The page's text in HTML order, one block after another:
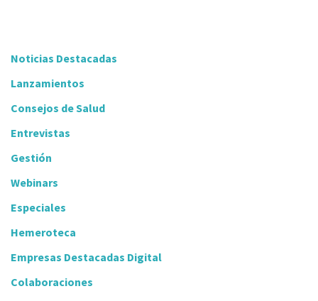
Noticias Destacadas
Lanzamientos
Consejos de Salud
Entrevistas
Gestión
Webinars
Especiales
Hemeroteca
Empresas Destacadas Digital
Colaboraciones